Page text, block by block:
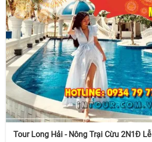
Tour Long Hải - Nông Trại Cừu 2N1Đ